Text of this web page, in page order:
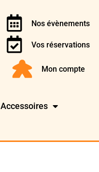
Nos évènements
Vos réservations
Mon compte
Accessoires